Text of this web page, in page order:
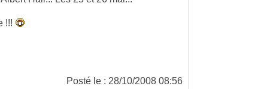
!!!
Posté le : 28/10/2008 08:56